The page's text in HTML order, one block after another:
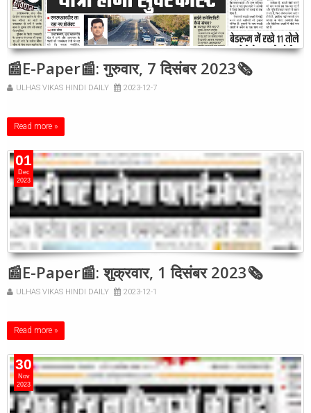
📰E-Paper📰: गुरुवार, 7 दिसंबर 2023🗞
ULHAS VIKAS HINDI DAILY 2023-12-7
Read more »
01
Dec
2023
📰E-Paper📰: शुक्रवार, 1 दिसंबर 2023🗞
ULHAS VIKAS HINDI DAILY 2023-12-1
Read more »
30
Nov
2023